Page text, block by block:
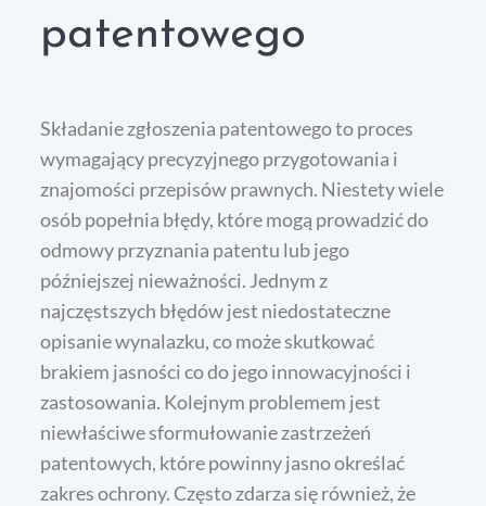
patentowego
Składanie zgłoszenia patentowego to proces
wymagający precyzyjnego przygotowania i
znajomości przepisów prawnych. Niestety wiele
osób popełnia błędy, które mogą prowadzić do
odmowy przyznania patentu lub jego
późniejszej nieważności. Jednym z
najczęstszych błędów jest niedostateczne
opisanie wynalazku, co może skutkować
brakiem jasności co do jego innowacyjności i
zastosowania. Kolejnym problemem jest
niewłaściwe sformułowanie zastrzeżeń
patentowych, które powinny jasno określać
zakres ochrony. Często zdarza się również, że